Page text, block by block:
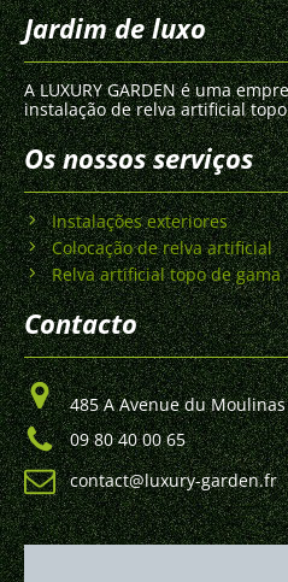
Jardim de luxo
A LUXURY GARDEN é uma
instalação de relva artificial
Os nossos serviços
Instalações exteriores
Colocação de relva artificial
Relva artificial topo de gama
Contacto
485 A Avenue du
09 80 40 00 65
contact@luxury-garden.fr